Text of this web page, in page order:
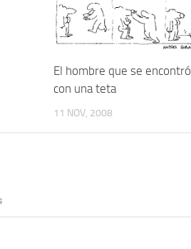
El hombre que se encontró
con una teta
11 NOV, 2008